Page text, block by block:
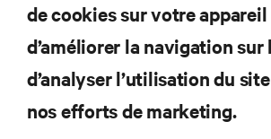
Abonnez-vous pour connaître
de cookies sur votre
d’améliorer la navigation sur
d’analyser l’utilisation du
nos efforts de marketing.